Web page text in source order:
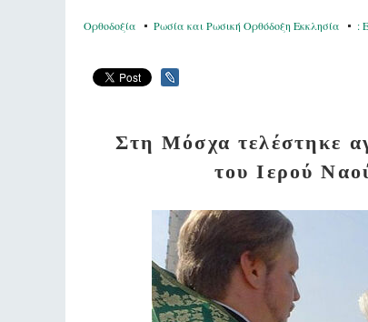
Ορθοδοξία Ρωσία και Ρωσική Ορθόδοξη Εκκλησία :
Στη Μόσχα τελέστηκε
του Ιερού